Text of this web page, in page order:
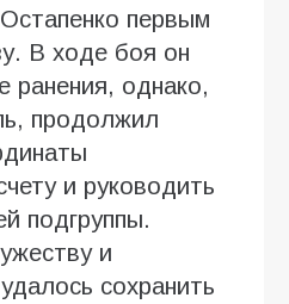
первым
В ходе боя он
ранения, однако,
продолжил
и руководить
подгруппы.
и
сохранить